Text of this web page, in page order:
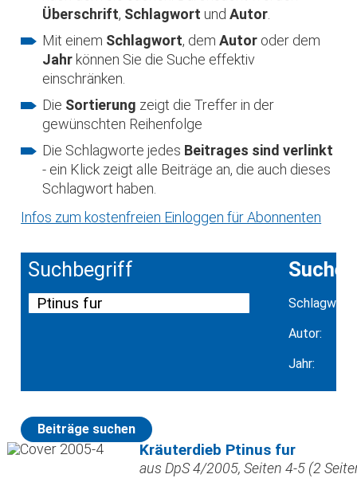
Überschrift, Schlagwort undAutor
Mit einem Schlagwort, demAutor oder dem
Jahr können Sie die Suche effektiv
einschränken.
Die Sortierung zeigt die Treffer in der
gewünschten Reihenfolge
Die Schlagworte jedes Beitrages sind verlinkt
- ein Klick zeigt alle Beiträge an, die auch dieses
Schlagwort haben.
Infos zum kostenfreien Einloggen für Abonnenten
Suchbegriff Suche
Schlagwort:
Autor:
Jahr:
Beiträge suchen
Kräuterdieb Ptinus fur
aus DpS 4/2005, Seiten 4-5 (2